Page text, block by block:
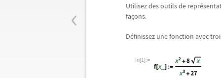
‹ Utilisez des outils de repré
façons.
Définissez une fonction avec
In[1]:=